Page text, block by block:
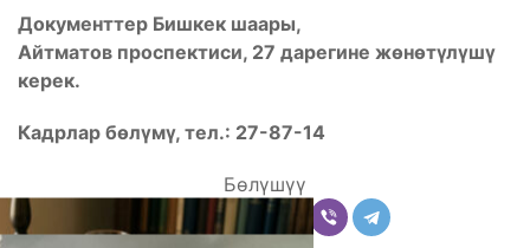
Документтер Бишкек шаары,
Айтматов проспектиси, 27 дарегине жөнөтүлүшү
керек.
Кадрлар бөлүмү, тел.: 27-87-14
Бөлүшүү